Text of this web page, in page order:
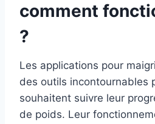
comment
?
Les applications pour
des outils incontournables
souhaitent suivre leur
de poids. Leur